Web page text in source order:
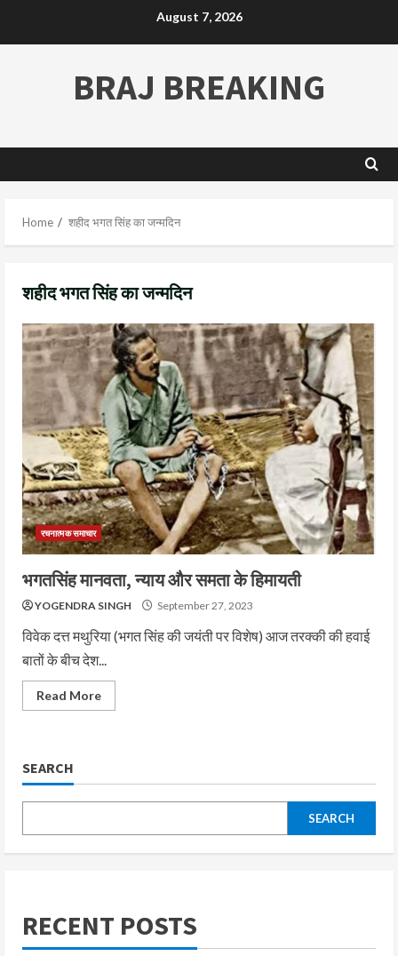
August 7, 2026
BRAJ BREAKING
Home शहीद भगत सिंह का जन्मदिन
शहीद भगत सिंह का जन्मदिन
रचनात्मक समाचार
भगतसिंह मानवता, न्याय और समता के हिमायती
YOGENDRA SINGH September 27, 2023
विवेक दत्त मथुरिया (भगत सिंह की जयंती पर विशेष) आज तरक्की की हवाई
बातों के बीच देश...
Read More
SEARCH
SEARCH
RECENT POSTS